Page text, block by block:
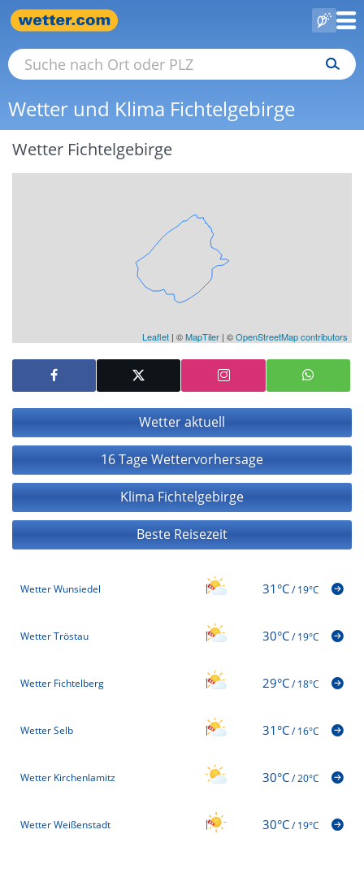
Wetter und Klima Fichtelgebirge
Wetter Fichtelgebirge
Leaflet | ©MapTiler | ©OpenStreetMap contributors
Wetter aktuell
16 Tage Wettervorhersage
Klima Fichtelgebirge
Beste Reisezeit
Wetter Wunsiedel 31°C/19°C
Wetter Tröstau 30°C/19°C
Wetter Fichtelberg 29°C/18°C
Wetter Selb 31°C/16°C
Wetter Kirchenlamitz 30°C/20°C
Wetter Weißenstadt 30°C/19°C